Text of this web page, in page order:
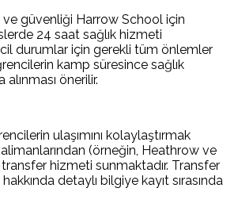
ve güvenliği Harrow School için
24 saat sağlık hizmeti
durumlar için gerekli tüm önlemler
kamp süresince sağlık
alınması önerilir.
ulaşımını kolaylaştırmak
(örneğin, Heathrow ve
hizmeti sunmaktadır. Transfer
detaylı bilgiye kayıt sırasında